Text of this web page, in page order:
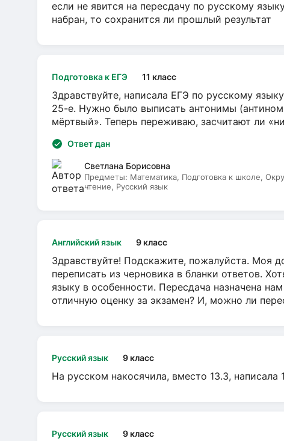
если не явится на пересдачу по русскому
набран, то сохранится ли прошлый результат
Подготовка к ЕГЭ 11 класс
Здравствуйте, написала ЕГЭ по русскому
25-е. Нужно было выписать антонимы
мёртвый». Теперь переживаю, засчитают ли
Ответ дан
Светлана Борисовна
Предметы: Математика, Подготовка к школе,
чтение, Русский язык
Английский язык 9 класс
Здравствуйте! Подскажите, пожалуйста. Моя
переписать из черновика в бланки ответов.
языку в особенности. Пересдача назначена
отличную оценку за экзамен? И, можно ли
Русский язык 9 класс
На русском накосячила, вместо 13.3, написала
Русский язык 9 класс